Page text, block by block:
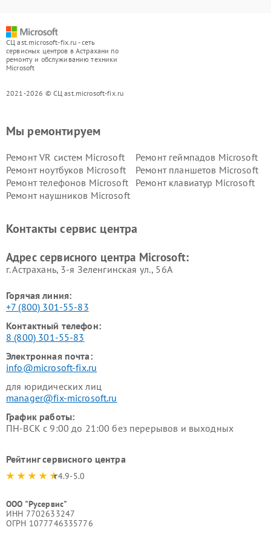
СЦ ast.microsoft-fix.ru - сеть
сервисных центров в Астрахани по
ремонту и обслуживанию техники
Microsoft
2021-2026 © СЦ ast.microsoft-fix.ru
Мы ремонтируем
Ремонт VR систем Microsoft
Ремонт геймпадов Microsoft
Ремонт ноутбуков Microsoft
Ремонт планшетов Microsoft
Ремонт телефонов Microsoft
Ремонт клавиатур Microsoft
Ремонт наушников Microsoft
Контакты сервис центра
Адрес сервисного центра Microsoft:
г. Астрахань, 3-я Зеленгинская ул., 56А
Горячая линия:
+7 (800) 301-55-83
Контактный телефон:
8 (800) 301-55-83
Электронная почта:
info@microsoft-fix.ru
для юридических лиц
manager@fix-microsoft.ru
График работы:
ПН-ВСК с 9:00 до 21:00 без перерывов и выходных
Рейтинг сервисного центра
4.9-5.0
ООО "Русервис"
ИНН 7702633247
ОГРН 1077746335776